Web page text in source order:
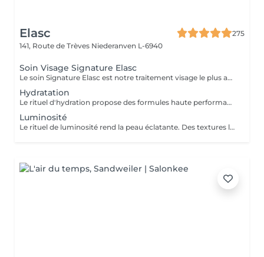
Elasc
275
141, Route de Trèves Niederanven L-6940
Soin Visage Signature Elasc
Le soin Signature Elasc est notre traitement visage le plus abouti et personnalisé. Conçu spécialement pour vous, par notre équipe, ce rituel est une véritable expérience sensorielle pour vous détendre, raviver l'éclat de votre teint, redessiner les contours de votre visage et revitaliser votre peau en profondeur. Ce soin multi-actions combine des produits cosméceutiques ultra-performants, des gestes experts et l'utilisation de pierres en quartz rose ou de jade verte en fonction de votre peau. Le soin débute par un nettoyage précis de votre peau et par une exfoliation douce aux manuvres stimulantes pour lisser et illuminer le teint. Après un travail technique avec la pierre et la pose d'un masque crème spécifique vient le massage Signature : une combinaison de manuvres liftantes, drainantes, tonifiantes et sculptantes avec une huile de haute qualité. Votre peau est ainsi lumineuse, décongestionnée, hydratée, liftée et raffermie. Ce soin Signature Elasc convient à tous les types de peau : teint terne, peau déshydratée, perte de fermeté, premiers signes de l'âge mais aussi pour toute personne ayant besoin d'une pause bien-être ou recherchant le cocooning et la chaleur caractéristiques à notre institut Elasc.
Hydratation
Le rituel d'hydration propose des formules haute performance qui s'attaquent stratégiquement à tous les paramètres de la déshydratation. Ciblés, ils améliorent le manteau hydrolipidique, la teneur en NMF est le ciment intercellulaire.
Luminosité
Le rituel de luminosité rend la peau éclatante. Des textures légères et fraïches affinent le grain de peau pour une peau qui brille de santé et de pureté - une beauté éclatante.